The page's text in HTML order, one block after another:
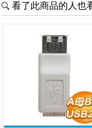
看了此商品的人也